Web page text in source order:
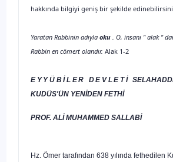
hakkında bilgiyi geniş bir şekilde
Yaratan Rabbinin adıyla oku . O, insanı " alak "
Rabbin en cömert olandır. Alak 1-2
EYYÜBİLER DEVLETİ
KUDÜS'ÜN YENİDEN FETHİ
PROF. ALİ MUHAMMED SALLABİ
Hz. Ömer tarafından 638 yılında fethedilen